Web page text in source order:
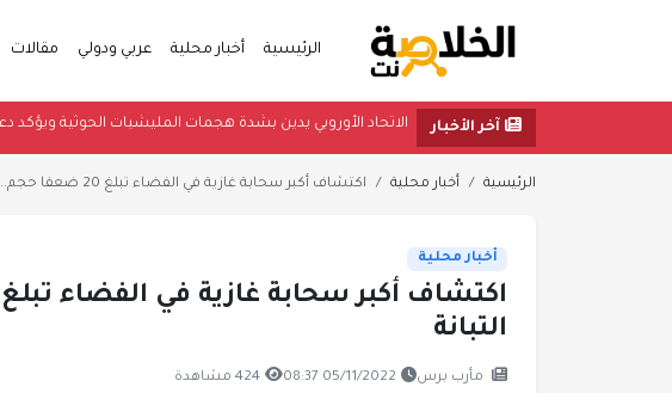
الرئيسية أخبار محلية عربي ودولي مقالات
آخر الأخبار الاتحاد الأوروبي يدين بشدة هجمات المليشيات
الرئيسية أخبار محلية اكتشاف أكبر سحابة غازية في الفضاء تبلغ 20 ضعفا حجم...
أخبار محلية
التبانة
مأرب برس 05/11/2022 08:37 424 مشاهدة